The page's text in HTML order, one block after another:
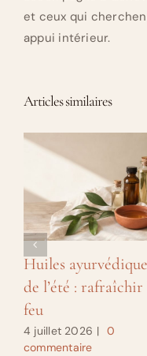
et ceux qui
appui intérieur.
Articles similaires
Huiles
de l’été : rafraîchir
feu
4 juillet 2026 | 0
commentaire